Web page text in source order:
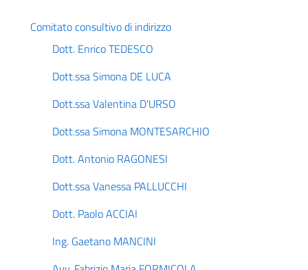
Comitato consultivo di indirizzo
Dott. Enrico TEDESCO
Dott.ssa Simona DE LUCA
Dott.ssa Valentina D'URSO
Dott.ssa Simona MONTESARCHIO
Dott. Antonio RAGONESI
Dott.ssa Vanessa PALLUCCHI
Dott. Paolo ACCIAI
Ing. Gaetano MANCINI